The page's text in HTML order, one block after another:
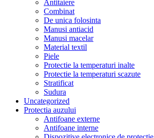
Antitaiere
Combinat
De unica folosinta
Manusi antiacid
Manusi macelar
Material textil
Piele
Protectie la temperaturi inalte
Protectie la temperaturi scazute
Stratificat
Sudura
Uncategorized
Protectia auzului
Antifoane externe
Antifoane interne